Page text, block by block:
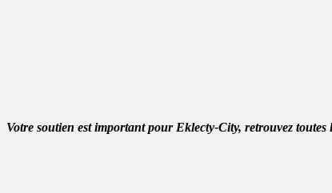
Votre soutien est important pour Eklecty-City, retrouvez